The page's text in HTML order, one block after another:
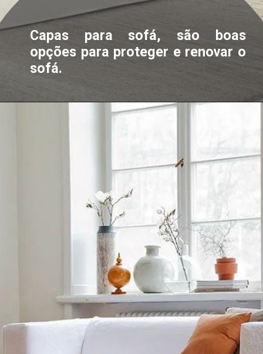
Capas para sofá, são boas
opções para proteger e renovar o
sofá.